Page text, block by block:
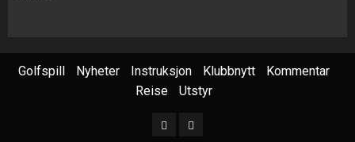
Golfspill Nyheter Instruksjon Klubbnytt
Kommentar
Reise
Utstyr